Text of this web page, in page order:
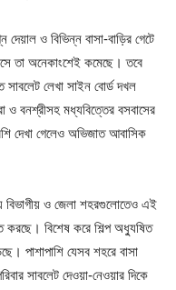
ও বিভিন্ন বাসা-বাড়ির গেটে
তা অনেকাংশেই কমেছে। তবে
লেখা সাইন বোর্ড দখল
ও বনশ্রীসহ মধ্যবিত্তের বসবাসের
দেখা গেলেও অভিজাত আবাসিক
বিভাগীয় ও জেলা শহরগুলোতেও এই
করছে। বিশেষ করে শিল্প অধু্যষিত
পাশাপাশি যেসব শহরে বাসা
সাবলেট দেওয়া-নেওয়ার দিকে